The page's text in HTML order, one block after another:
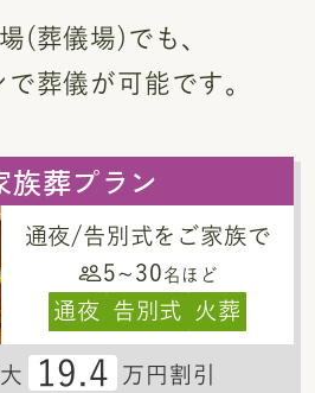
(葬儀場)でも、
葬儀が可能です。
族葬プラン
通夜/告別式をご家族で
5~30 名ほど
通夜 告別式 火葬
19.4 万円割引